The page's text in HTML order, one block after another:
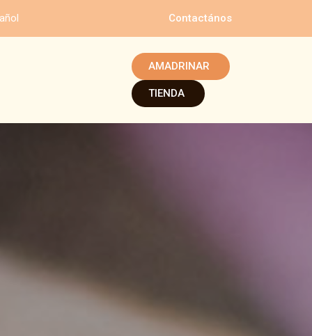
Contactános
AMADRINAR
TIENDA